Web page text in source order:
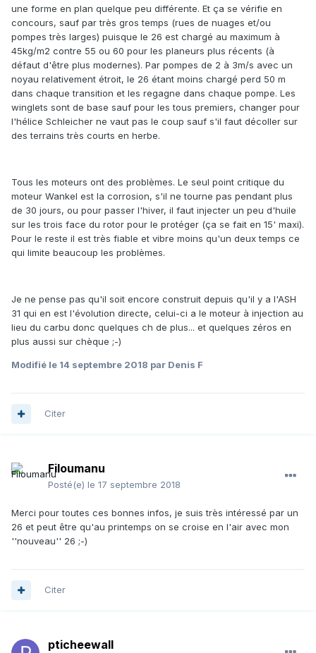
une forme en plan quelque peu différente. Et ça se vérifie en
concours, sauf par très gros temps (rues de nuages et/ou
pompes très larges) puisque le 26 est chargé au maximum à
45kg/m2 contre 55 ou 60 pour les planeurs plus récents (à
défaut d'être plus modernes). Par pompes de 2 à 3m/s avec un
noyau relativement étroit, le 26 étant moins chargé perd 50 m
dans chaque transition et les regagne dans chaque pompe. Les
winglets sont de base sauf pour les tous premiers, changer pour
l'hélice Schleicher ne vaut pas le coup sauf s'il faut décoller sur
des terrains très courts en herbe.
Tous les moteurs ont des problèmes. Le seul point critique du
moteur Wankel est la corrosion, s'il ne tourne pas pendant plus
de 30 jours, ou pour passer l'hiver, il faut injecter un peu d'huile
sur les trois face du rotor pour le protéger (ça se fait en 15' maxi).
Pour le reste il est très fiable et vibre moins qu'un deux temps ce
qui limite beaucoup les problèmes.
Je ne pense pas qu'il soit encore construit depuis qu'il y a l'ASH
31 qui en est l'évolution directe, celui-ci a le moteur à injection au
lieu du carbu donc quelques ch de plus... et quelques zéros en
plus aussi sur chèque ;-)
Modifié le 14 septembre 2018 par Denis F
Citer
Filoumanu
Posté(e) le 17 septembre 2018
Merci pour toutes ces bonnes infos, je suis très intéressé par un
26 et peut être qu'au printemps on se croise en l'air avec mon
''nouveau'' 26 ;-)
Citer
pticheewall